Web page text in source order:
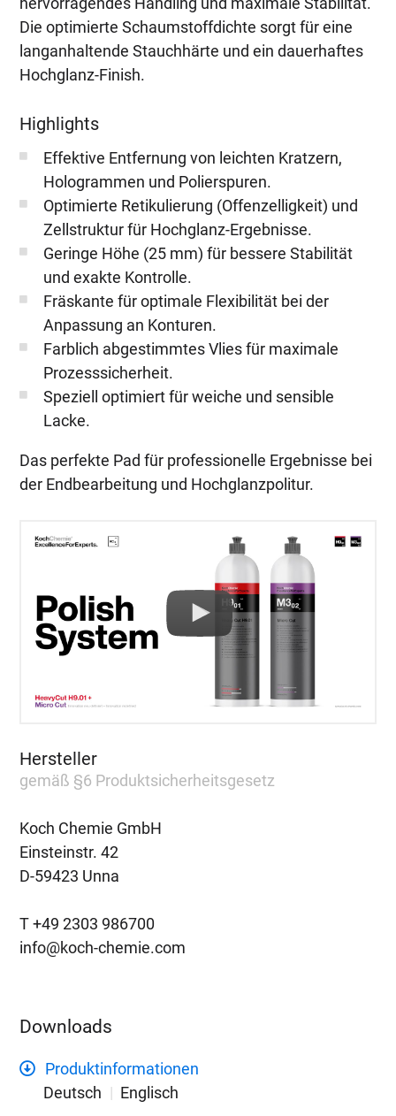
Die optimierte Schaumstoffdichte sorgt für eine
langanhaltende Stauchhärte und ein dauerhaftes
Hochglanz-Finish.
Highlights
Effektive Entfernung von leichten Kratzern,
Hologrammen und Polierspuren.
Optimierte Retikulierung (Offenzelligkeit) und
Zellstruktur für Hochglanz-Ergebnisse.
Geringe Höhe (25 mm) für bessere Stabilität
und exakte Kontrolle.
Fräskante für optimale Flexibilität bei der
Anpassung an Konturen.
Farblich abgestimmtes Vlies für maximale
Prozesssicherheit.
Speziell optimiert für weiche und sensible
Lacke.
Das perfekte Pad für professionelle Ergebnisse bei
der Endbearbeitung und Hochglanzpolitur.
Hersteller
gemäß §6 Produktsicherheitsgesetz
Koch Chemie GmbH
Einsteinstr. 42
D-59423 Unna
T +49 2303 986700
info@koch-chemie.com
Downloads
Produktinformationen
Deutsch
Englisch